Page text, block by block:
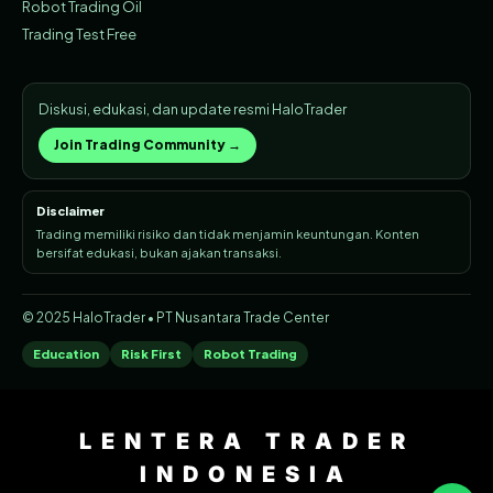
Robot Trading Oil
Trading Test Free
Diskusi, edukasi, dan update resmi HaloTrader
Join Trading Community →
Disclaimer
Trading memiliki risiko dan tidak menjamin keuntungan. Konten
bersifat edukasi, bukan ajakan transaksi.
© 2025 HaloTrader • PT Nusantara Trade Center
Education Risk First Robot Trading
LENTERA TRADER
INDONESIA